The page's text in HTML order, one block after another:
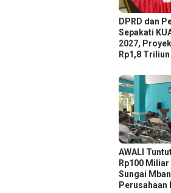
DPRD dan
Sepakati
2027,
Rp1,8 Triliun
AWALI
Rp100
Sungai
Perusahaan